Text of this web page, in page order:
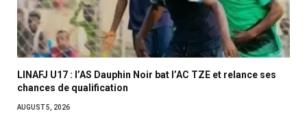
LINAFJ U17 : l’AS Dauphin Noir bat l’AC TZE et relance ses
chances de qualification
AUGUST 5, 2026